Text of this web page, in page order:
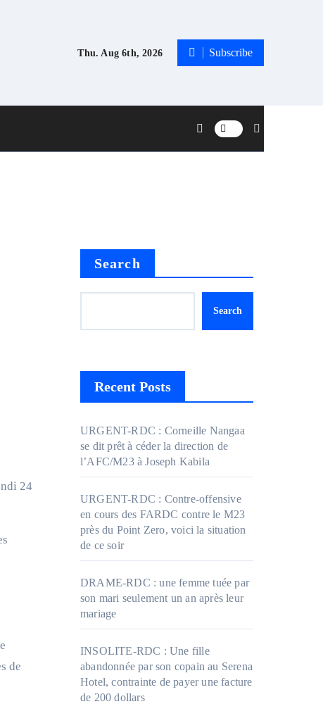
Thu. Aug 6th, 2026 Subscribe
de
Search
Search
Recent Posts
URGENT-RDC : Corneille Nangaa
se dit prêt à céder la direction de
l’AFC/M23 à Joseph Kabila
URGENT-RDC : Contre-offensive
en cours des FARDC contre le M23
près du Point Zero, voici la situation
de ce soir
DRAME-RDC : une femme tuée par
son mari seulement un an après leur
mariage
INSOLITE-RDC : Une fille
abandonnée par son copain au Serena
Hotel, contrainte de payer une facture
de 200 dollars